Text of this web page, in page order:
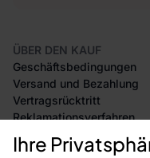
Ihre
ÜBER DEN KAUF
Geschäftsbedingungen
Versand und Bezahlung
Vertragsrücktritt
Reklamationsverfahren
Rücksendung von Waren
CE-Zertifizierung